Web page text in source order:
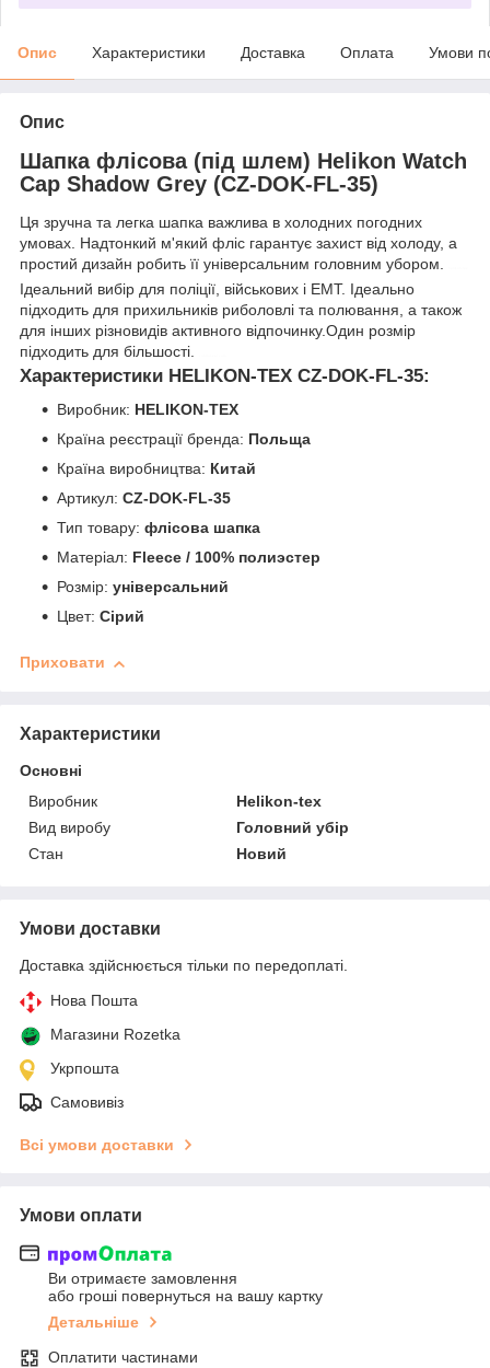
Опис Характеристики Доставка Оплата Умови
Опис
Шапка флісова (під шлем) Helikon Watch
Cap Shadow Grey (CZ-DOK-FL-35)
Ця зручна та легка шапка важлива в холодних погодних
умовах. Надтонкий м'який фліс гарантує захист від холоду, а
простий дизайн робить її універсальним головним убором.
Ідеальний вибір для поліції, військових і ЕМТ. Ідеально
підходить для прихильників риболовлі та полювання, а також
для інших різновидів активного відпочинку.Один розмір
підходить для більшості.
Характеристики HELIKON-TEX CZ-DOK-FL-35:
Виробник: HELIKON-TEX
Країна реєстрації бренда: Польща
Країна виробництва: Китай
Артикул: CZ-DOK-FL-35
Тип товару: флісова шапка
Матеріал: Fleece / 100% полиэстер
Розмір: універсальний
Цвет: Сірий
Приховати
Характеристики
Основні
Виробник
Helikon-tex
Вид виробу
Головний убір
Стан
Новий
Умови доставки
Доставка здійснюється тільки по передоплаті.
Нова Пошта
Магазини Rozetka
Укрпошта
Самовивіз
Всі умови доставки
Умови оплати
Ви отримаєте замовлення
або гроші повернуться на вашу картку
Детальніше
Оплатити частинами